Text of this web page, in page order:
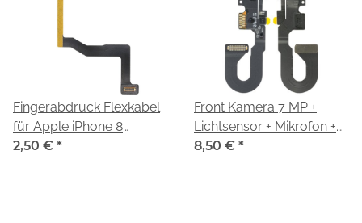
Fingerabdruck Flexkabel
für Apple iPhone 8
(A1905,A1863)
2,50 € *
Front Kamera 7 MP +
Lichtsensor + Mikrofon +
Flexkabel 821-01185-A für
8,50 € *